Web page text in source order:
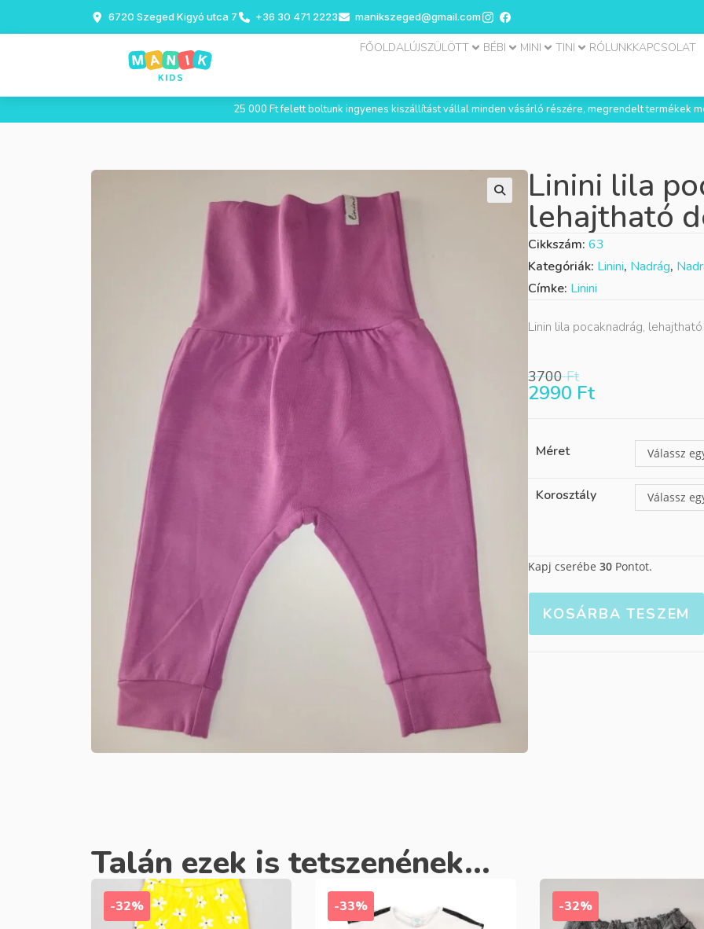
6720 Szeged Kigyó utca 7 +36 30 471 2223 manikszeged@gmail.com
FŐOLDALÚJSZÜLÖTT BÉBI MINI TINI RÓLUNKKAPCSOLAT
25 000 Ft felett boltunk ingyenes kiszállítást vállal minden vásárló részére, megrendelt termékek
Linini lila
lehajtható
Cikkszám: 63
Kategóriák: Linini, Nadrág,
Címke: Linini
Linin lila pocaknadrág,
3700Ft
2990 Ft
Méret Válassz
Korosztály Válassz
Kapj cserébe 30 Pontot.
KOSÁRBA TESZEM
Talán ezek is tetszenének...
-32% -33% -32%